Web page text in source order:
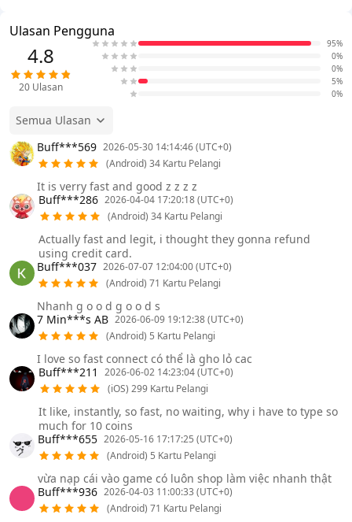
Ulasan Pengguna
4.8
20 Ulasan
95%
0%
0%
5%
0%
Semua Ulasan
Buff***569 2026-05-30 14:14:46 (UTC+0)
(Android) 34 Kartu Pelangi
It is verry fast and good z z z z
Buff***286 2026-04-04 17:20:18 (UTC+0)
(Android) 34 Kartu Pelangi
Actually fast and legit, i thought they gonna refund
using credit card.
Buff***037 2026-07-07 12:04:00 (UTC+0)
(Android) 71 Kartu Pelangi
Nhanh g o o d g o o d s
7 Min***s AB 2026-06-09 19:12:38 (UTC+0)
(Android) 5 Kartu Pelangi
I love so fast connect có thể là gho lỏ cac
Buff***211
2026-06-02 14:23:04 (UTC+0)
(iOS) 299 Kartu Pelangi
It like, instantly, so fast, no waiting, why i have to type so
much for 10 coins
Buff***655 2026-05-16 17:17:25 (UTC+0)
(Android) 5 Kartu Pelangi
vừa nạp cái vào game có luôn shop làm việc nhanh thật
Buff***936 2026-04-03 11:00:33 (UTC+0)
(Android) 71 Kartu Pelangi